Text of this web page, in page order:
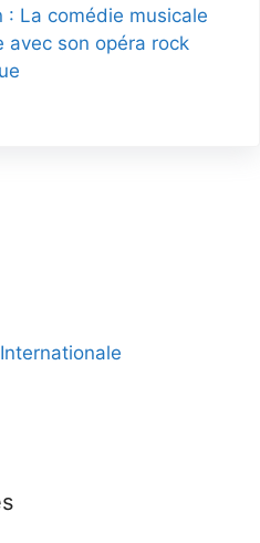
: La comédie musicale
avec son opéra rock